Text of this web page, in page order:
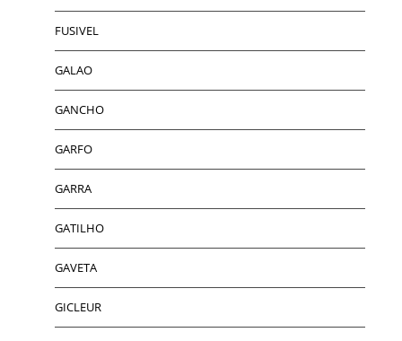
FUSIVEL
GALAO
GANCHO
GARFO
GARRA
GATILHO
GAVETA
GICLEUR